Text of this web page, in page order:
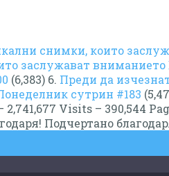
снимки, които
заслужават вниманието
(6,383) 6. Преди да
сутрин #183
Visits – 390,544
Подчертано